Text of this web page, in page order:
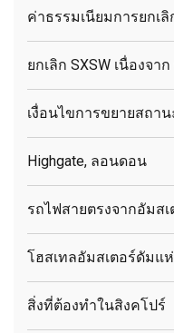
ค่าธรรมเนียมการยกเ
ยกเลิก SXSW เนื่องจา
เงื่อนไขการขยายสถา
Highgate, ลอนดอน
รถไฟสายตรงจากอัมส
โฮสเทลอัมสเตอร์ดัมแ
สิ่งที่ต้องทำในสิงคโปร์